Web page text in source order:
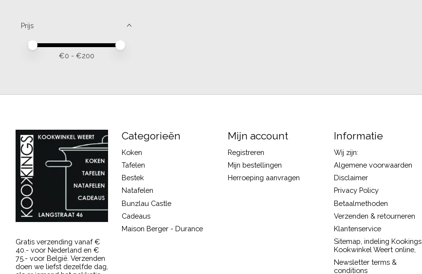
Prijs
Minimale prijswaarde
Price maximum value
€0 - €200
Gratis verzending vanaf €
40.- voor Nederland en €
75.- voor België. Verzenden
doen we liefst dezelfde dag,
Categorieën
Koken
Tafelen
Bestek
Natafelen
Bunzlau Castle
Cadeaus
Maison Berger - Durance
Mijn account
Registreren
Mijn bestellingen
Herroeping aanvragen
Informatie
Wij zijn:
Algemene voorwaarden
Disclaimer
Privacy Policy
Betaalmethoden
Verzenden & retourneren
Klantenservice
Sitemap, indeling Kookings
Kookwinkel Weert online,
Newsletter terms &
conditions